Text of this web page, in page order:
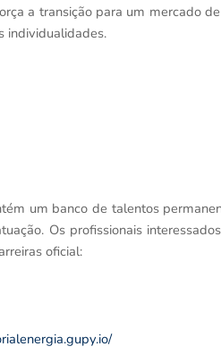
a transição para um mercado
individualidades.
um banco de talentos
Os profissionais
oficial: